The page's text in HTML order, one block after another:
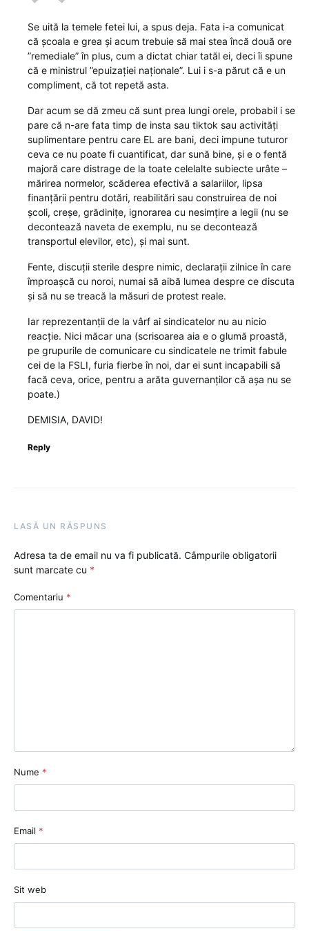
Se uită la temele fetei lui, a spus deja. Fata i-a comunicat
că școala e grea și acum trebuie să mai stea încă două ore
”remediale” în plus, cum a dictat chiar tatăl ei, deci îi spune
că e ministrul ”epuizației naționale”. Lui i s-a părut că e un
compliment, că tot repetă asta.
Dar acum se dă zmeu că sunt prea lungi orele, probabil i se
pare că n-are fata timp de insta sau tiktok sau activități
suplimentare pentru care EL are bani, deci impune tuturor
ceva ce nu poate fi cuantificat, dar sună bine, și e o fentă
majoră care distrage de la toate celelalte subiecte urâte –
mărirea normelor, scăderea efectivă a salariilor, lipsa
finanțării pentru dotări, reabilitări sau construirea de noi
școli, creșe, grădinițe, ignorarea cu nesimțire a legii (nu se
decontează naveta de exemplu, nu se decontează
transportul elevilor, etc), și mai sunt.
Fente, discuții sterile despre nimic, declarații zilnice în care
împroașcă cu noroi, numai să aibă lumea despre ce discuta
și să nu se treacă la măsuri de protest reale.
Iar reprezentanții de la vârf ai sindicatelor nu au nicio
reacție. Nici măcar una (scrisoarea aia e o glumă proastă,
pe grupurile de comunicare cu sindicatele ne trimit fabule
cei de la FSLI, furia fierbe în noi, dar ei sunt incapabili să
facă ceva, orice, pentru a arăta guvernanților că așa nu se
poate.)
DEMISIA, DAVID!
Reply
LASĂ UN RĂSPUNS
Adresa ta de email nu va fi publicată. Câmpurile obligatorii
sunt marcate cu *
Comentariu *
Nume *
Email *
Sit web